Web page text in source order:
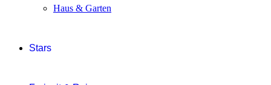
Haus & Garten
Stars